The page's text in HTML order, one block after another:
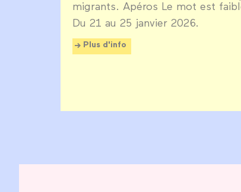
migrants. Apéros Le mot est
Du 21 au 25 janvier 2026.
Plus d'info